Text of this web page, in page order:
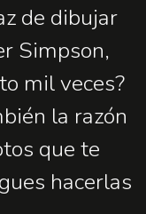
de dibujar
Simpson,
mil veces?
la razón
que te
hacerlas